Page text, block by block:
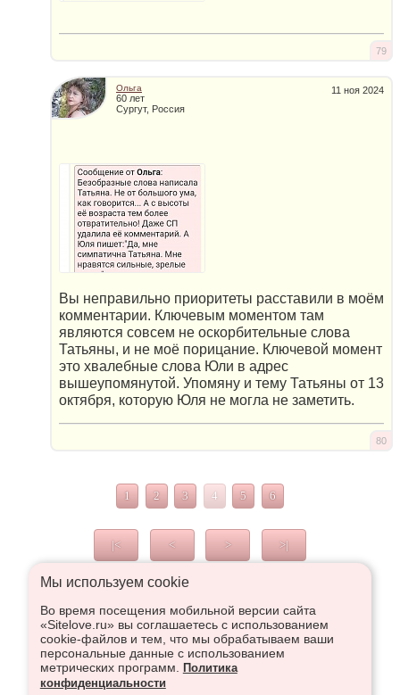
79
11 ноя 2024
Ольга
60 лет
Сургут, Россия
Вы неправильно приоритеты расставили в моём
комментарии. Ключевым моментом там
являются совсем не оскорбительные слова
Татьяны, и не моё порицание. Ключевой момент
это хвалебные слова Юли в адрес
вышеупомянутой. Упомяну и тему Татьяны от 13
октября, которую Юля не могла не заметить.
80
1 2 3 4 5 6
|< < > >|
Что высказаться в Рупор, необходимо войти или
зарегистрироваться:
Мы используем сookie
Во время посещения мобильной версии сайта
«Sitelove.ru» вы соглашаетесь с использованием
cookie-файлов и тем, что мы обрабатываем ваши
персональные данные с использованием
метрических программ.
Политика
конфиденциальности